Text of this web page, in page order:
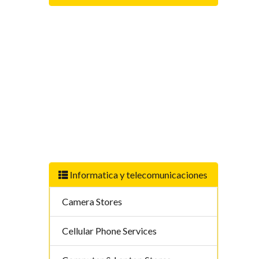
Informatica y telecomunicaciones
Camera Stores
Cellular Phone Services